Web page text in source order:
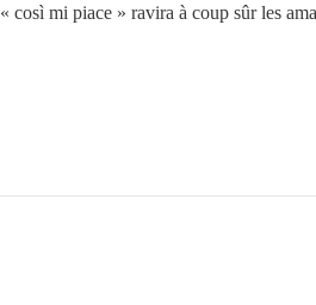
mi piace » ravira à coup sûr les